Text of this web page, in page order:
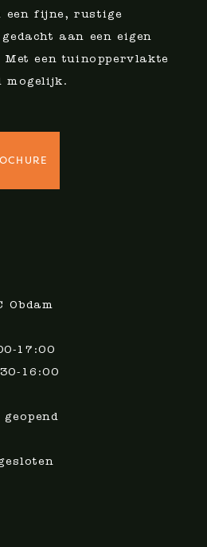
een fijne, rustige
aan een eigen
een tuinoppervlakte
mogelijk.
Obdam